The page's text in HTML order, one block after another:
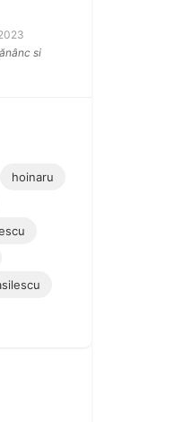
si
hoinaru